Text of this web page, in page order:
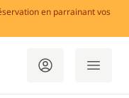
en parrainant vos